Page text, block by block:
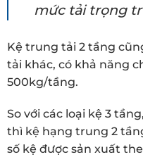
mức tải trọng
Kệ trung tải 2 tầng
tải khác, có khả năng
500kg/tầng.
So với các loại kệ 3
thì kệ hạng trung 2
số kệ được sản xuất